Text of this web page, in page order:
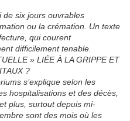
de six jours ouvrables
ou la crémation. Un texte
qui courent
difficilement tenable.
» LIÉE À LA GRIPPE ET
?
s’explique selon les
hospitalisations et des décès,
plus, surtout depuis mi-
sont des mois où les